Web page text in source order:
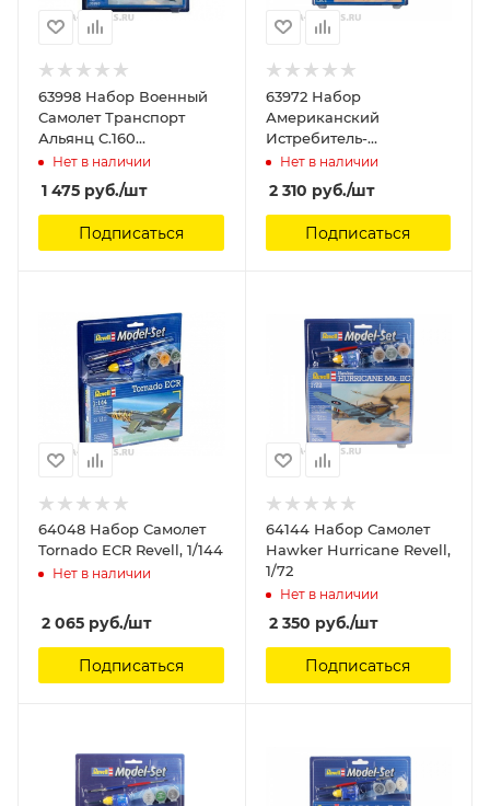
63998 Набор Военный
Самолет Транспорт
Альянц C.160
«Трансаль» Revell, 1/220
Нет в наличии
1 475 руб./шт
Подписаться
63972 Набор
Американский
Истребитель-
бомбардировщик
Макдоннелл-Дуглас F-
15E «Страйк Игл» Revell,
1/144
Нет в наличии
2 310 руб./шт
Подписаться
64048 Набор Самолет
Tornado ECR Revell, 1/144
Нет в наличии
2 065 руб./шт
Подписаться
64144 Набор Самолет
Hawker Hurricane Revell,
1/72
Нет в наличии
2 350 руб./шт
Подписаться